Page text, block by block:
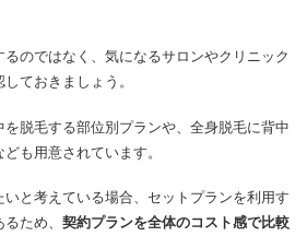
のではなく、気になるサロンやクリニック
ておきましょう。
脱毛する部位別プランや、全身脱毛に背中
も用意されています。
と考えている場合、セットプランを利用す
ため、 契約プランを全体のコスト感で比較